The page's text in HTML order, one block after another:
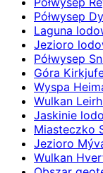
Półwysep
Laguna
Jezioro
Półwysep
Góra
Wyspa
Wulkan
Jaskinie
Miasteczko
Jezioro
Wulkan